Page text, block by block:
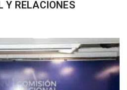
Y RELACIONES